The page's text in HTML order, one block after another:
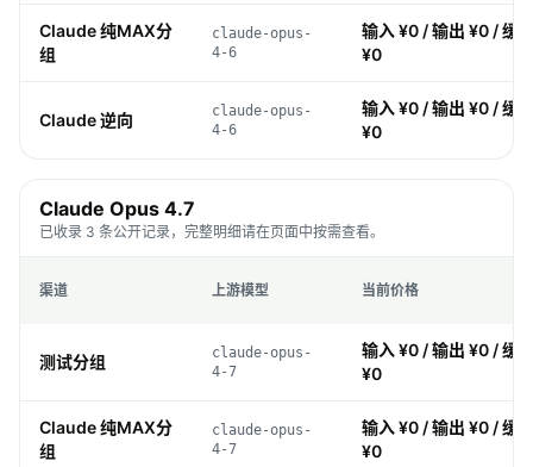
Claude 纯MAX分
组
claude-opus-
4-6
输入 ¥0 / 输出 ¥0 / 缓
¥0
Claude 逆向
claude-opus-
4-6
输入 ¥0 / 输出 ¥0 / 缓
¥0
Claude Opus 4.7
已收录 3 条公开记录，完整明细请在页面中按需查看。
渠道 上游模型 当前价格
测试分组
claude-opus-
4-7
输入 ¥0 / 输出 ¥0 / 缓
¥0
Claude 纯MAX分
组
claude-opus-
4-7
输入 ¥0 / 输出 ¥0 / 缓
¥0